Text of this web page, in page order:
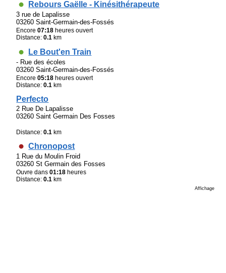
Rebours Gaëlle - Kinésithérapeute
3 rue de Lapalisse
03260 Saint-Germain-des-Fossés
Encore07:18 heures ouvert
Distance:0.1 km
Le Bout'en Train
- Rue des écoles
03260 Saint-Germain-des-Fossés
Encore05:18 heures ouvert
Distance:0.1 km
Perfecto
2 Rue De Lapalisse
03260 Saint Germain Des Fosses
Distance:0.1 km
Chronopost
1 Rue du Moulin Froid
03260 St Germain des Fosses
Ouvre dans01:18 heures
Distance:0.1 km
Affichage